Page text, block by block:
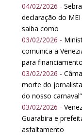
04/02/2026 -
declaração do
saiba como
03/02/2026 -
comunica a
para
03/02/2026 -
morte do
do nosso carnaval”
03/02/2026 -
Guarabira e
asfaltamento